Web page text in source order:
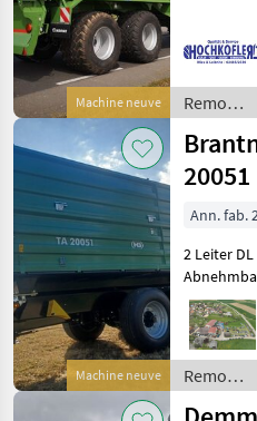
Machine neuve
/ Krone
Machine neuve
20051
Ann. fab.
2 Leiter
Lampenschutz,
Luft hinten,
mit
/